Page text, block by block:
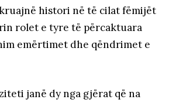
histori në të cilat fëmijët
rolet e tyre të përcaktuara
emërtimet dhe qëndrimet e
janë dy nga gjërat që na